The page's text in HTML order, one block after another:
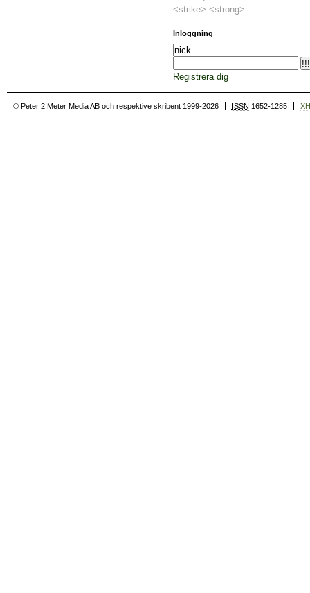
<strike> <strong>
Inloggning
Registrera dig
© Peter 2 Meter Media AB och respektive skribent 1999-2026 ISSN 1652-1285